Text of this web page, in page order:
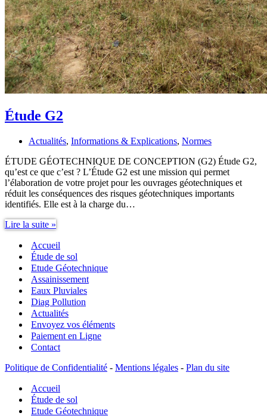
Étude G2
Actualités, Informations & Explications, Normes
ÉTUDE GÉOTECHNIQUE DE CONCEPTION (G2) Étude G2,
qu’est ce que c’est ? L’Étude G2 est une mission qui permet
l’élaboration de votre projet pour les ouvrages géotechniques et
réduit les conséquences des risques géotechniques importants
identifiés. Elle est à la charge du…
Lire la suite »
Accueil
Étude de sol
Etude Géotechnique
Assainissement
Eaux Pluviales
Diag Pollution
Actualités
Envoyez vos éléments
Paiement en Ligne
Contact
Politique de Confidentialité - Mentions légales - Plan du site
Accueil
Étude de sol
Etude Géotechnique